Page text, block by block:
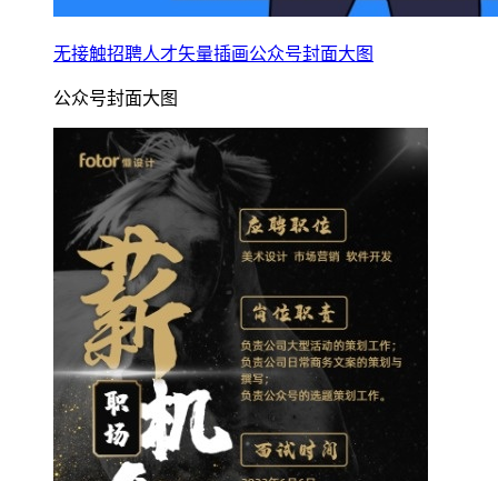
无接触招聘人才矢量插画公众号封面大图
公众号封面大图